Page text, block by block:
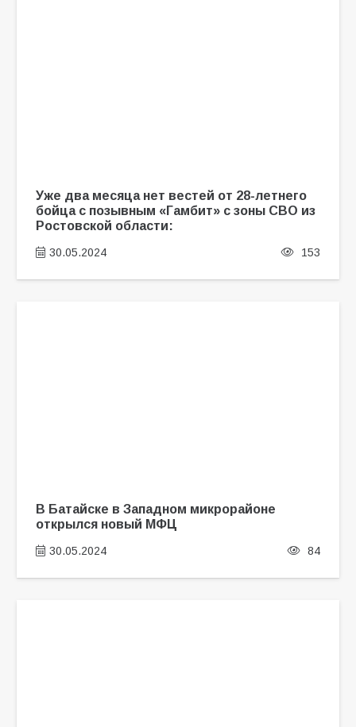
Уже два месяца нет вестей от 28-летнего
бойца с позывным «Гамбит» с зоны СВО из
Ростовской области:
30.05.2024 153
В Батайске в Западном микрорайоне
открылся новый МФЦ
30.05.2024 84